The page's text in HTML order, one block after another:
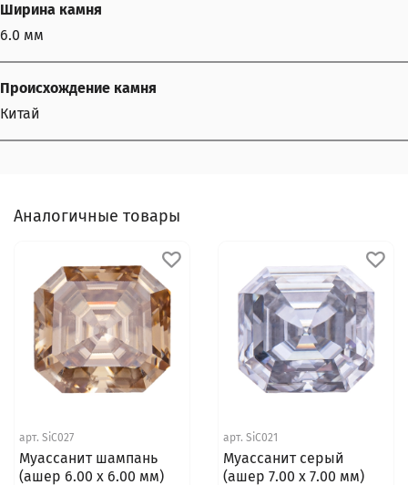
Ширина камня
6.0 мм
Происхождение камня
Китай
Аналогичные товары
арт. SiC027
Муассанит шампань
(ашер 6.00 х 6.00 мм)
арт. SiC021
Муассанит серый
(ашер 7.00 х 7.00 мм)